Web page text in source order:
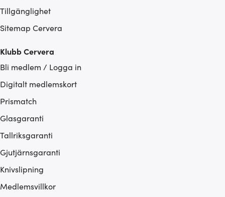
Tillgänglighet
Sitemap Cervera
Klubb Cervera
Bli medlem / Logga in
Digitalt medlemskort
Prismatch
Glasgaranti
Tallriksgaranti
Gjutjärnsgaranti
Knivslipning
Medlemsvillkor